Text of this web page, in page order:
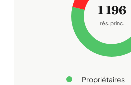
1 196
rés. princ.
Propriétaires